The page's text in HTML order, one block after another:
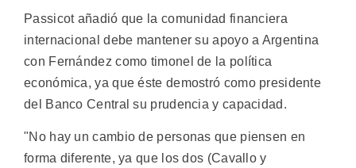
Passicot añadió que la comunidad financiera
internacional debe mantener su apoyo a Argentina
con Fernández como timonel de la política
económica, ya que éste demostró como presidente
del Banco Central su prudencia y capacidad.
"No hay un cambio de personas que piensen en
forma diferente, ya que los dos (Cavallo y